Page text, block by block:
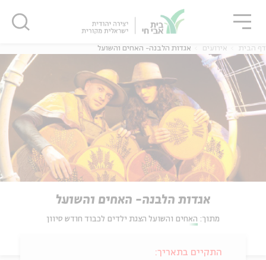
דף הבית אירועים אגדות הלבנה- האחים והשועל
אגדות הלבנה- האחים והשועל
מתוך: האחים והשועל הצגת ילדים לכבוד חודש סיוון
התקיים בתאריך:
סגור